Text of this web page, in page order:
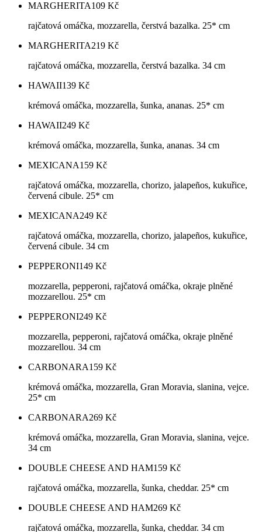
MARGHERITA109 Kč
rajčatová omáčka, mozzarella, čerstvá bazalka. 25* cm
MARGHERITA219 Kč
rajčatová omáčka, mozzarella, čerstvá bazalka. 34 cm
HAWAII139 Kč
krémová omáčka, mozzarella, šunka, ananas. 25* cm
HAWAII249 Kč
krémová omáčka, mozzarella, šunka, ananas. 34 cm
MEXICANA159 Kč
rajčatová omáčka, mozzarella, chorizo, jalapeños, kukuřice,
červená cibule. 25* cm
MEXICANA249 Kč
rajčatová omáčka, mozzarella, chorizo, jalapeños, kukuřice,
červená cibule. 34 cm
PEPPERONI149 Kč
mozzarella, pepperoni, rajčatová omáčka, okraje plněné
mozzarellou. 25* cm
PEPPERONI249 Kč
mozzarella, pepperoni, rajčatová omáčka, okraje plněné
mozzarellou. 34 cm
CARBONARA159 Kč
krémová omáčka, mozzarella, Gran Moravia, slanina, vejce.
25* cm
CARBONARA269 Kč
krémová omáčka, mozzarella, Gran Moravia, slanina, vejce.
34 cm
DOUBLE CHEESE AND HAM159 Kč
rajčatová omáčka, mozzarella, šunka, cheddar. 25* cm
DOUBLE CHEESE AND HAM269 Kč
rajčatová omáčka, mozzarella, šunka, cheddar. 34 cm